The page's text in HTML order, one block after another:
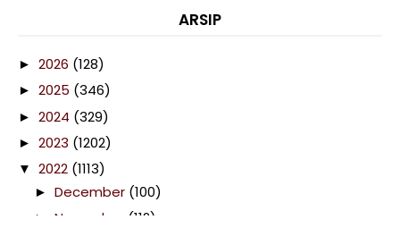
ARSIP
► 2026 (128)
► 2025 (346)
► 2024 (329)
► 2023 (1202)
▼ 2022 (1113)
► December (100)
► November (112)